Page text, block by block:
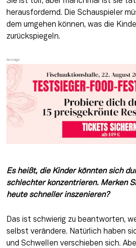
herausfordernd. Die Schauspieler
dem umgehen können, was die
zurückspiegeln.
Es heißt, die Kinder könnten sich
schlechter konzentrieren. Merken
heute schneller inszenieren?
Das ist schwierig zu beantworten,
selbst verändere. Natürlich haben
und Schwellen verschieben sich.